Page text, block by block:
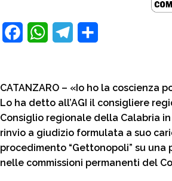
e
b
o
o
W
t
s
A
p
e
g
r
a
d
i
v
i
CATANZARO – «Io ho la
Lo ha detto all’AGI il consigliere
Consiglio regionale della Calabria
rinvio a giudizio formulata a suo
procedimento “Gettonopoli” su
nelle commissioni permanenti del